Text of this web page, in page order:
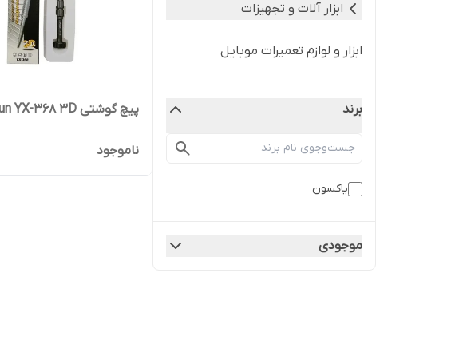
ابزار آلات و تجهیزات
ابزار و لوازم تعمیرات موبایل
برند
یاکسون
موجودی
پیچ گوشتی Yaxun YX-368 3D
ناموجود